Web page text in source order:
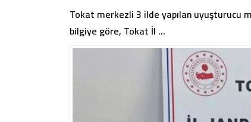
Tokat merkezli 3 ilde yapılan uyuşturucu
bilgiye göre, Tokat İl …